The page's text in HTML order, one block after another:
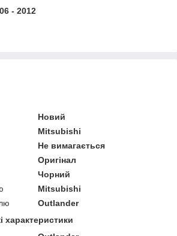
- 2012
Новий
Mitsubishi
Не вимагається
Оригінал
Чорний
Mitsubishi
Outlander
характеристики